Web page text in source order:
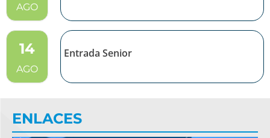
AGO
14
AGO
Entrada Senior
ENLACES